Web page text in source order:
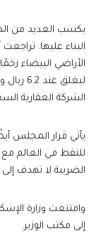
يكسب العديد من
البناء عليها.
ليغلق
الشركة العقارية
يأتي قرار المجلس
للنفط في العالم
الضريبة لا تهدف إلى
وامتنعت وزارة
إلى مكتب الوزير.